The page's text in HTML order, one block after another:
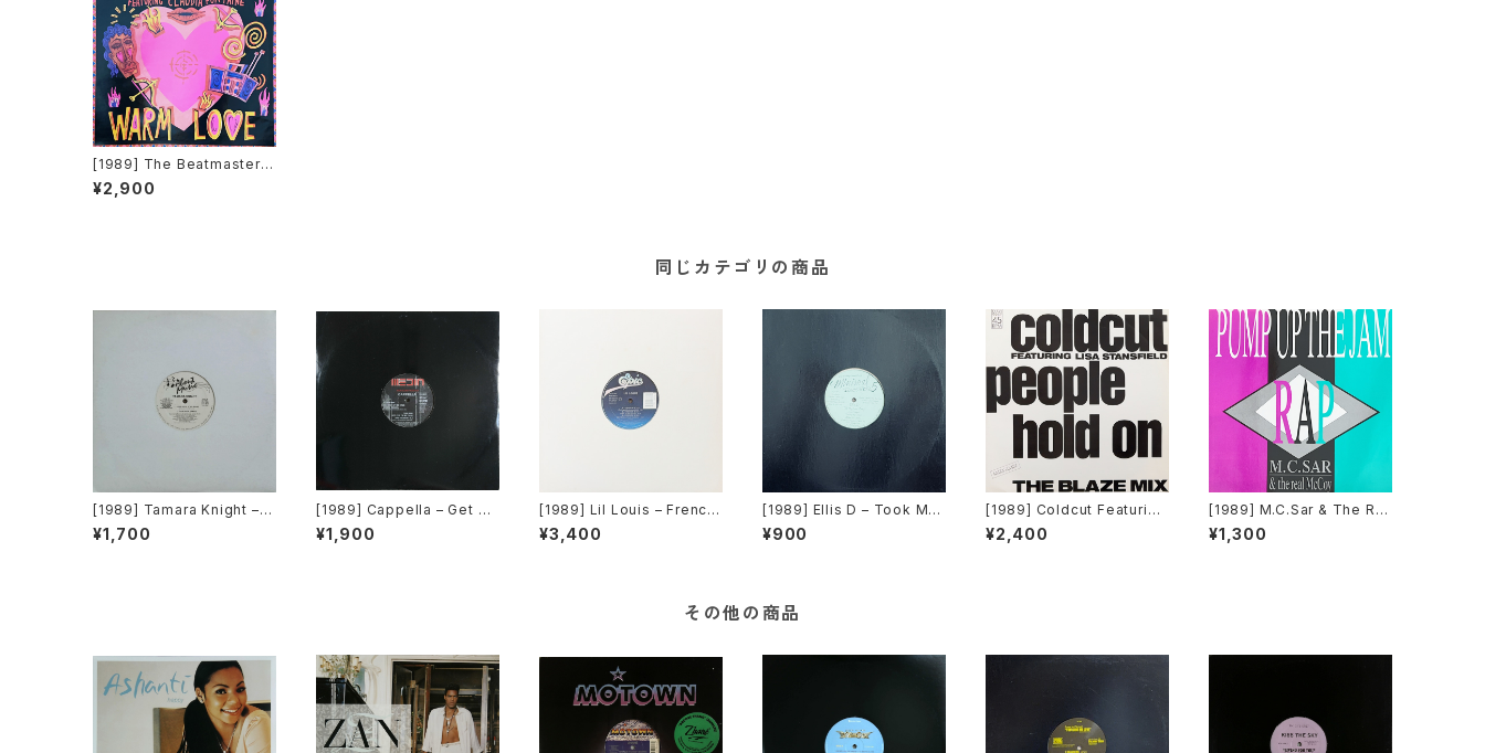
[1989] The Beatmasters
Featuring Claudia Fontai
ne – Warm Love [Rhythm
¥2,900
同じカテゴリの商品
[1989] Tamara Knight – T
o Be Real [About Music]
¥1,700
[1989] Cappella – Get Ou
t Of My Case [Media Rec
ords]
¥1,900
[1989] Lil Louis – French
Kiss [Epic]
¥3,400
[1989] Ellis D – Took My
Love Away [Minimal Rec
ords]
¥900
[1989] Coldcut Featuring
Lisa Stansfield – People
Hold On (The Blaze Mix)
¥2,400
[1989] M.C.Sar & The Re
al McCoy – Pump Up The
Jam - Rap [ZYX Record
¥1,300
その他の商品